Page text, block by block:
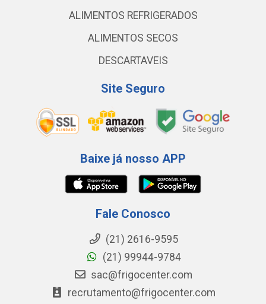
ALIMENTOS REFRIGERADOS
ALIMENTOS SECOS
DESCARTAVEIS
Site Seguro
Baixe já nosso APP
Fale Conosco
(21) 2616-9595
(21) 99944-9784
sac@frigocenter.com
recrutamento@frigocenter.com